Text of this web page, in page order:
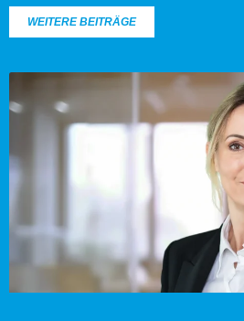
WEITERE BEITRÄGE